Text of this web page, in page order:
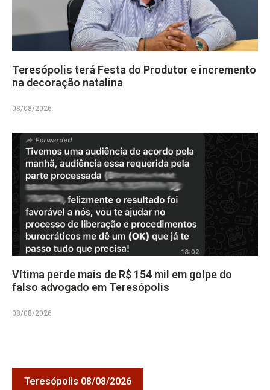
Teresópolis terá Festa do Produtor e incremento
na decoração natalina
08/08/2026
Vítima perde mais de R$ 154 mil em golpe do
falso advogado em Teresópolis
08/08/2026
Teresópolis 08/08/2026